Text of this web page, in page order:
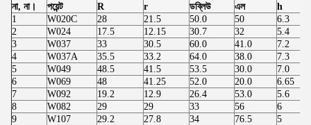
না, না। পয়েন্ট R r ডব্লিউ এল
h
1
W020C 28 21.5 50.0 50
6.3
2
W024 17.5 12.15 30.7 32
5.4
3
W037 33 30.5 60.0 41.0
7.2
4
W037A 35.5 33.2 64.0 38.0
7.3
5
W049 48.5 41.5 53.5 30.0
7.0
6
W069 48 41.25 52.0 20.0
6.65
7
W092 19.2 12.9 26.4 53.0
5.6
8
W082 29 29 33 56
6
9
W107 29.2 27.8 34 76.5
5